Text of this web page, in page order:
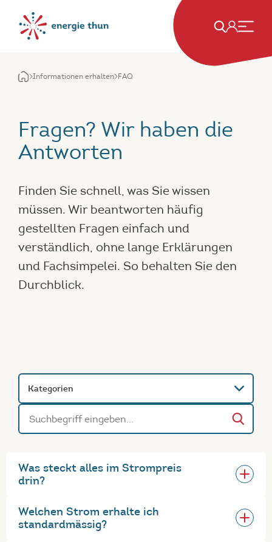
Informationen erhalten FAQ
Fragen? Wir haben die
Antworten
Finden Sie schnell, was Sie wissen
müssen. Wir beantworten häufig
gestellten Fragen einfach und
verständlich, ohne lange Erklärungen
und Fachsimpelei. So behalten Sie den
Durchblick.
Kategorien
Was steckt alles im Strompreis
drin?
Welchen Strom erhalte ich
standardmässig?